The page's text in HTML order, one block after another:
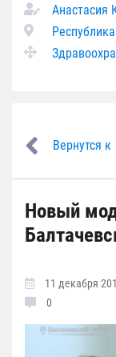
Анастасия
Вернутся к
Новый
11 декабря
0